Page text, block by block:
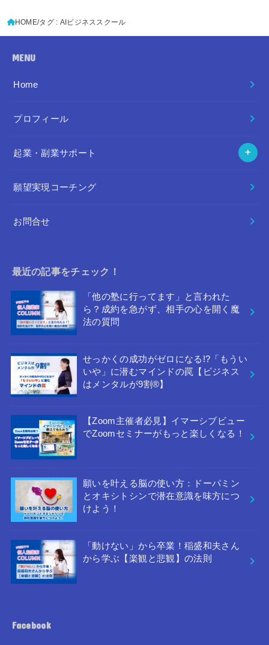
HOME タグ : AIビジネススクール
MENU
Home
プロフィール
起業・副業サポート
願望実現コーチング
お問合せ
最近の記事をチェック！
「他の塾に行ってます」と言われた
ら？成約を急がず、相手の心を開く魔
法の質問
せっかくの成功がゼロになる!?「もうい
いや」に潜むマインドの罠【ビジネス
はメンタルが9割®︎】
【Zoom主催者必見】イマーシブビュー
でZoomセミナーがもっと楽しくなる！
願いを叶える脳の使い方：ドーパミン
とオキシトシンで潜在意識を味方につ
けよう！
「動けない」から卒業！稲盛和夫さん
から学ぶ【楽観と悲観】の法則
Facebook